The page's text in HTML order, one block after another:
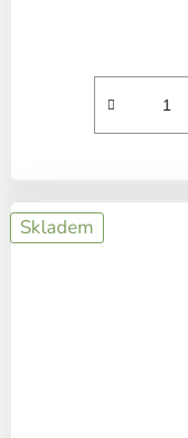
Skladem